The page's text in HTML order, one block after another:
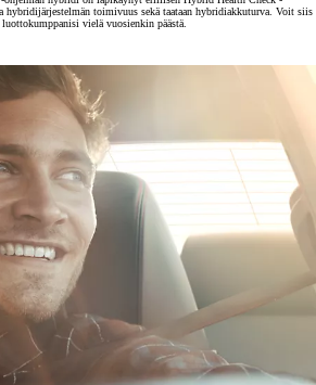
hybridijärjestelmän toimivuus sekä taataan hybridiakkuturva. Voit siis
vielä vuosienkin päästä.